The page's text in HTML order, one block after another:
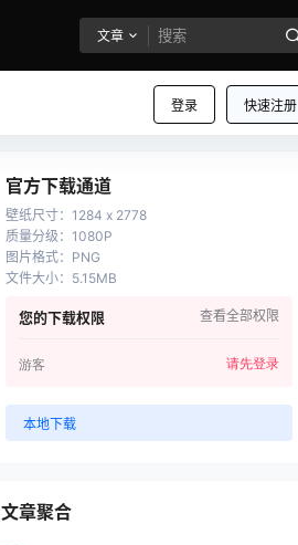
文章
登录 快速注册
官方下载通道
壁纸尺寸： 1284 x 2778
质量分级 ： 1080P
图片格式： PNG
文件大小： 5.15MB
您的下载权限 查看全部权限
游客 请先登录
本地下载
文章聚合